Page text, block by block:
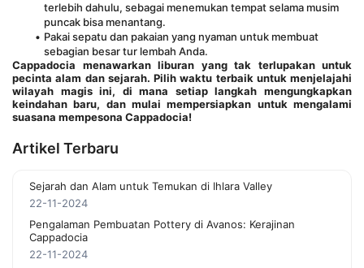
terlebih dahulu, sebagai menemukan tempat selama musim
puncak bisa menantang.
Pakai sepatu dan pakaian yang nyaman untuk membuat
sebagian besar tur lembah Anda.
Cappadocia menawarkan liburan yang tak terlupakan untuk
pecinta alam dan sejarah. Pilih waktu terbaik untuk menjelajahi
wilayah magis ini, di mana setiap langkah mengungkapkan
keindahan baru, dan mulai mempersiapkan untuk mengalami
suasana mempesona Cappadocia!
Artikel Terbaru
Sejarah dan Alam untuk Temukan di Ihlara Valley
22-11-2024
Pengalaman Pembuatan Pottery di Avanos: Kerajinan
Cappadocia
22-11-2024